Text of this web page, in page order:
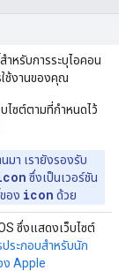
ำหรับการระบุไอคอน
ใช้งานของคุณ
ไซต์ตามที่กำหนดไว้
มา เรายังรองรับ
ซึ่งเป็นเวอร์ชัน
อง icon ด้วย
ซึ่งแสดงเว็บไซต์
ประกอบสำหรับนัก
Apple